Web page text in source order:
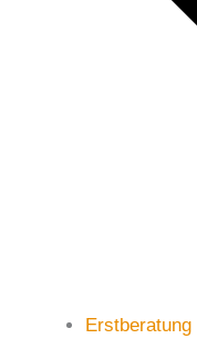
Erstberatung